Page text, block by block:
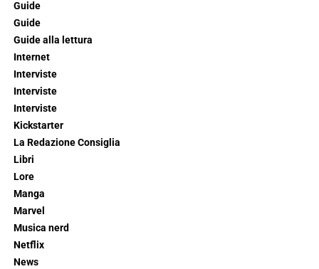
Guide
Guide
Guide alla lettura
Internet
Interviste
Interviste
Interviste
Kickstarter
La Redazione Consiglia
Libri
Lore
Manga
Marvel
Musica nerd
Netflix
News